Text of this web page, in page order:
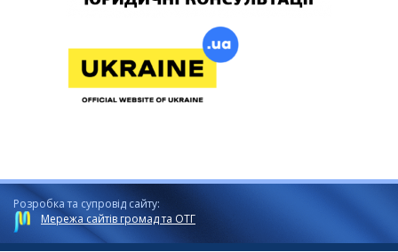
Розробка та супровід сайту:
Мережа сайтів громад та ОТГ